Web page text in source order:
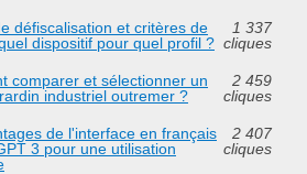
défiscalisation et critères de
dispositif pour quel profil ?
1 337
cliques
comparer et sélectionner un
industriel outremer ?
2 459
cliques
de l'interface en français
3 pour une utilisation
2 407
cliques